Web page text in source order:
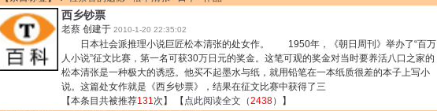
西乡钞票
老蔡 创建于 2010-1-20 22:35:02
日本社会派推理小说巨匠松本清张的处女作。 1950年，《朝日周刊》举办了“百万
人小说”征文比赛，第一名可获30万日元的奖金。这笔可观的奖金对当时要养活八口之家的
松本清张是一种极大的诱惑。他买不起墨水与纸，就用铅笔在一本纸质很差的本子上写小
说。这篇处女作就是《西乡钞票》，结果在征文比赛中获得了三
【本条目共被推荐131次】 【 点此阅读全文 （2438）】